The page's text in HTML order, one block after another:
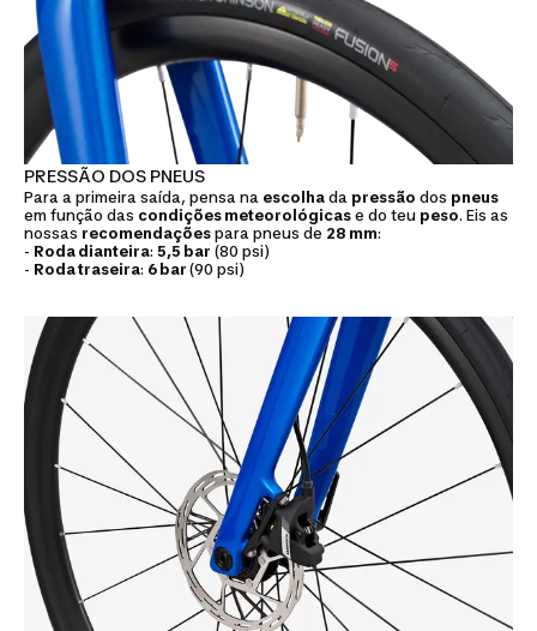
PRESSÃO DOS PNEUS
Para a primeira saída, pensa na escolha da pressão dos pneus
em função das condições meteorológicas e do teu peso. Eis as
nossas recomendações para pneus de 28 mm:
- Roda dianteira: 5,5 bar (80 psi)
- Roda traseira: 6 bar (90 psi)